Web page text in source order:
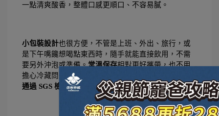
一點清爽酸香，整體口感更順口、不容易膩。
小包裝設計也很方便，不管是上班、外出、旅行，或
是下午嘴饞想喝點東西時，隨手就能直接飲用，不需
要另外沖泡或準備。常溫保存相對更好攜帶，也不用
擔心冷藏問題。成分較單純
通過 SGS 檢驗，日常飲用上也更安心。